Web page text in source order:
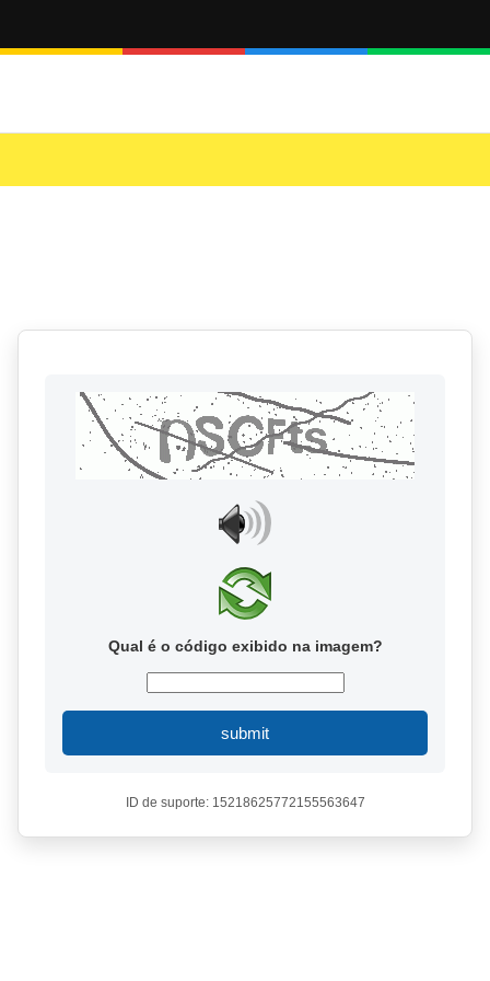
Qual é o código exibido na imagem?
submit
ID de suporte: 15218625772155563647